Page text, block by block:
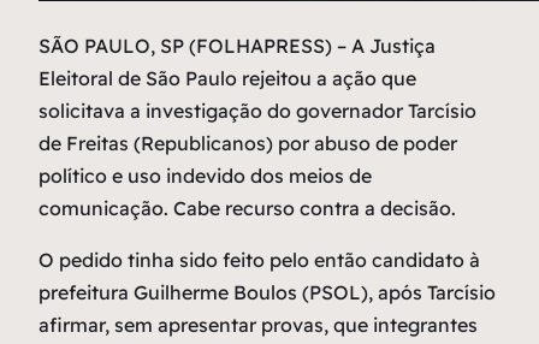
SÃO PAULO, SP (FOLHAPRESS) – A Justiça
Eleitoral de São Paulo rejeitou a ação que
solicitava a investigação do governador Tarcísio
de Freitas (Republicanos) por abuso de poder
político e uso indevido dos meios de
comunicação. Cabe recurso contra a decisão.
O pedido tinha sido feito pelo então candidato à
prefeitura Guilherme Boulos (PSOL), após Tarcísio
afirmar, sem apresentar provas, que integrantes